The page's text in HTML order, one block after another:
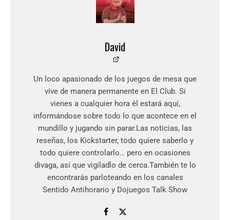
David
Un loco apasionado de los juegos de mesa que
vive de manera permanente en El Club. Si
vienes a cualquier hora él estará aquí,
informándose sobre todo lo que acontece en el
mundillo y jugando sin parar.Las noticias, las
reseñas, los Kickstarter, todo quiere saberlo y
todo quiere controlarlo… pero en ocasiones
divaga, así que vigiladlo de cerca.También te lo
encontrarás parloteando en los canales
Sentido Antihorario y Dojuegos Talk Show